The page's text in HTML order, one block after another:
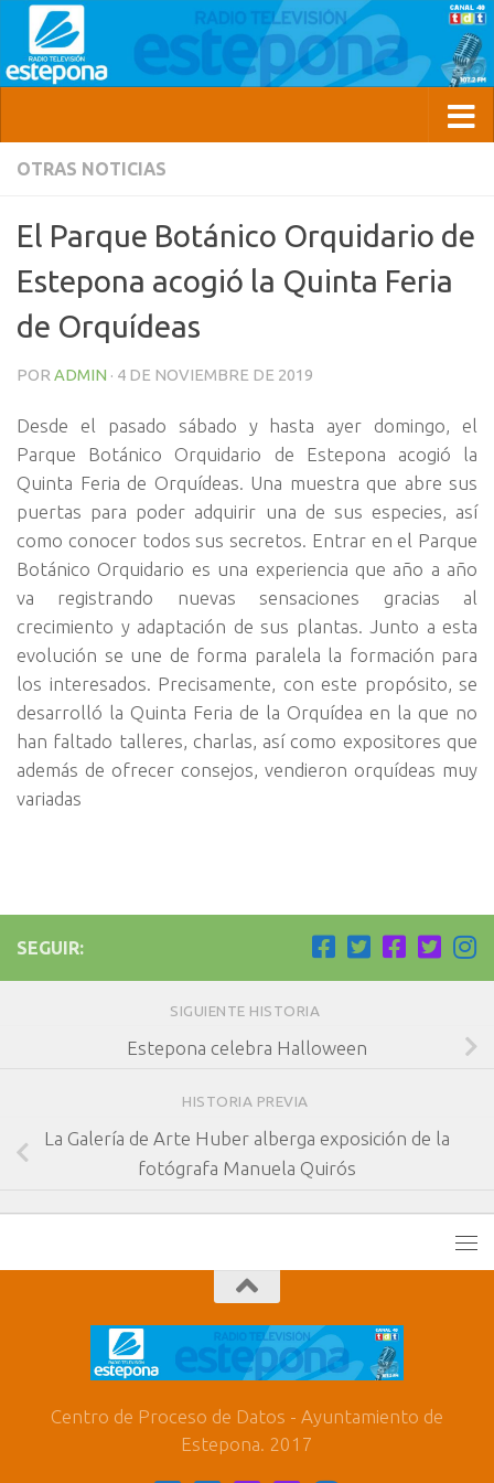
OTRAS NOTICIAS
El Parque Botánico Orquidario de
Estepona acogió la Quinta Feria
de Orquídeas
POR ADMIN · 4 DE NOVIEMBRE DE 2019
Desde el pasado sábado y hasta ayer domingo, el
Parque Botánico Orquidario de Estepona acogió la
Quinta Feria de Orquídeas. Una muestra que abre sus
puertas para poder adquirir una de sus especies, así
como conocer todos sus secretos. Entrar en el Parque
Botánico Orquidario es una experiencia que año a año
va registrando nuevas sensaciones gracias al
crecimiento y adaptación de sus plantas. Junto a esta
evolución se une de forma paralela la formación para
los interesados. Precisamente, con este propósito, se
desarrolló la Quinta Feria de la Orquídea en la que no
han faltado talleres, charlas, así como expositores que
además de ofrecer consejos, vendieron orquídeas muy
variadas
SEGUIR:
SIGUIENTE HISTORIA
Estepona celebra Halloween
HISTORIA PREVIA
La Galería de Arte Huber alberga exposición de la
fotógrafa Manuela Quirós
Centro de Proceso de Datos - Ayuntamiento de
Estepona. 2017